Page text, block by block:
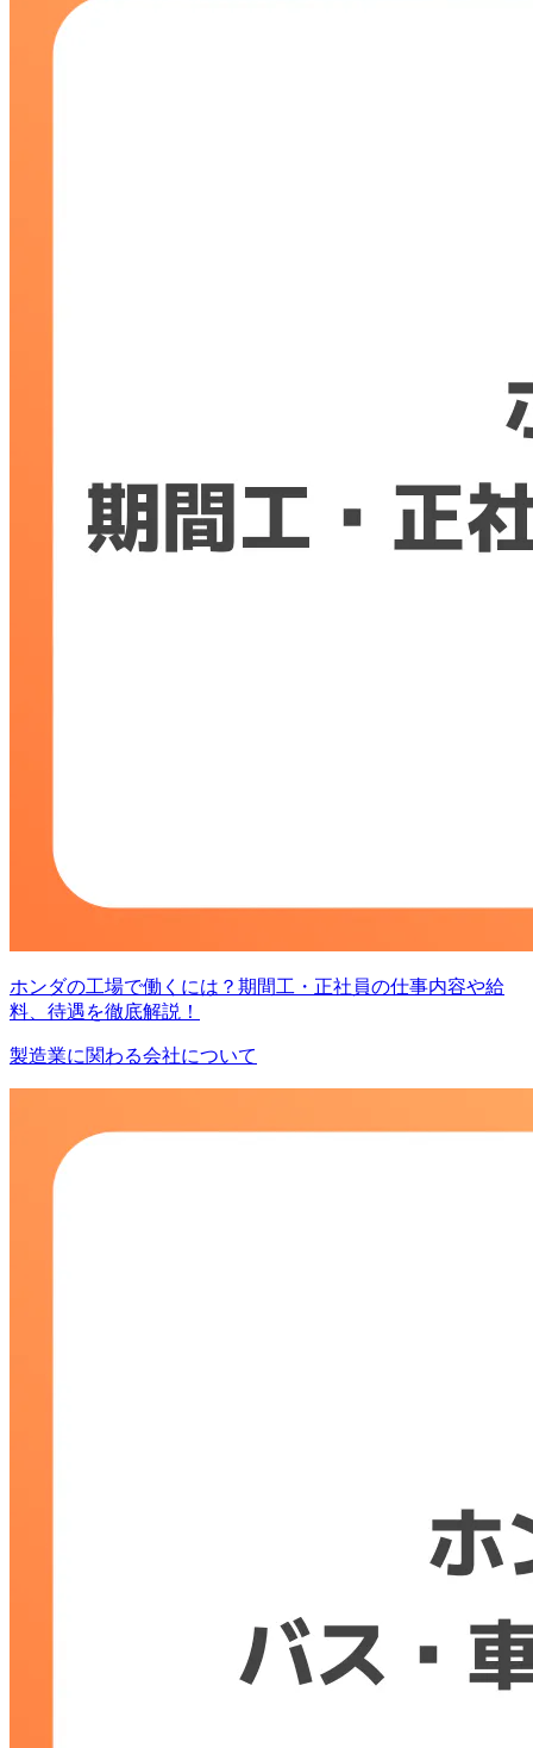
ホンダの工場で働くには？期間工・正社員の仕事内容や給
料、待遇を徹底解説！
製造業に関わる会社について